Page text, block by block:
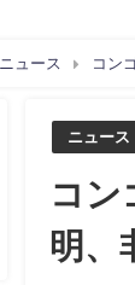
ニュース コン
ニュース
コン
明、